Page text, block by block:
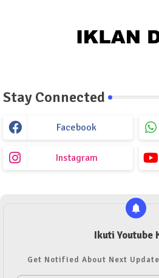
Stay Connected
Facebook
Instagram
Ikuti Youtube
Get Notified About Next